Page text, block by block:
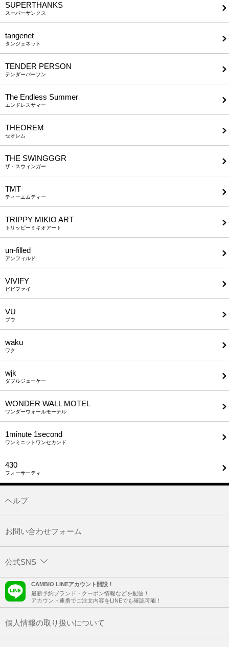
SUPERTHANKS
スーパーサンクス
tangenet
タンジェネット
TENDER PERSON
テンダーパーソン
The Endless Summer
エンドレスサマー
THEOREM
セオレム
THE SWINGGGR
ザ・スウィンガー
TMT
ティーエムティー
TRIPPY MIKIO ART
トリッピーミキオアート
un-filled
アンフィルド
VIVIFY
ビビファイ
VU
ブウ
waku
ワク
wjk
ダブルジェーケー
WONDER WALL MOTEL
ワンダーウォールモーテル
1minute​ 1second
ワンミニットワンセカンド
430
フォーサーティ
ヘルプ
お問い合わせフォーム
公式SNS
CAMBIO LINEアカウント開設！
最新予約ブランド・クーポン情報などを配信！
アカウント連携でご注文内容をLINEでも確認可能！
個人情報の取り扱いについて